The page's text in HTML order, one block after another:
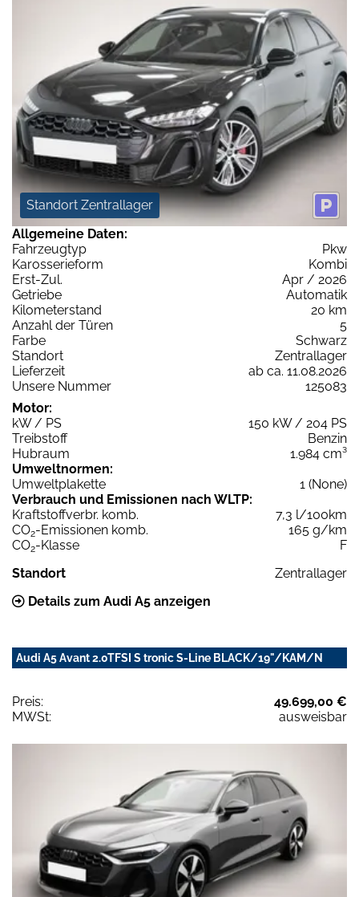
Standort Zentrallager
Allgemeine Daten:
Fahrzeugtyp
Pkw
Karosserieform
Kombi
Erst-Zul.
Apr / 2026
Getriebe
Automatik
Kilometerstand
20 km
Anzahl der Türen
5
Farbe
Schwarz
Standort
Zentrallager
Lieferzeit
ab ca. 11.08.2026
Unsere Nummer
125083
Motor:
kW / PS
150 kW / 204 PS
Treibstoff
Benzin
Hubraum
1.984 cm³
Umweltnormen:
Umweltplakette
1 (None)
Verbrauch und Emissionen nach WLTP:
Kraftstoffverbr. komb.
7,3 l/100km
CO2-Emissionen komb.
165 g/km
CO2-Klasse
F
Standort
Zentrallager
Details zum Audi A5 anzeigen
Audi A5 Avant 2.0TFSI S tronic S-Line BLACK/19"/KAM/N
Preis:
49.699,00 €
MWSt:
ausweisbar